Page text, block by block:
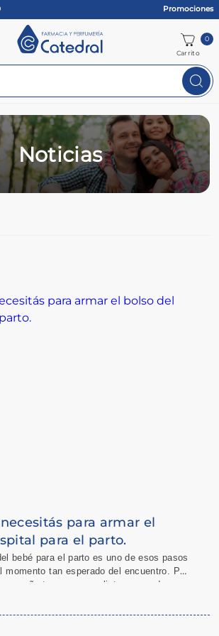
Promociones
Carrito
0
Noticias
para armar el
para el parto.
bebé para el parto es uno de esos pasos
momento tan esperado del encuentro. Por
con una lista pensada con